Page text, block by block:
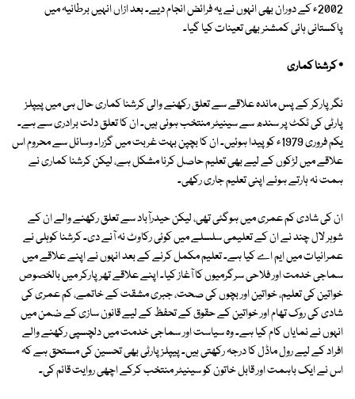
2002ء کے دوران بھی انہوں نے یہ فرائض انجام دیے۔ بعد ازاں انہیں برطانیہ میں
پاکستانی ہائی کمشنر بھی تعینات کیا گیا۔
٭ کرشنا کماری
نگرپارکر کے پس ماندہ علاقے سے تعلق رکھنے والی کرشنا کماری حال ہی میں پیپلز
پارٹی کی ٹکٹ پر سندھ سے سینیٹر منتخب ہوئی ہیں۔ ان کا تعلق دلت برادری سے ہے۔
یکم فروری 1979ء کو پیدا ہوئیں۔ ان کا بچپن بہت غربت میں گزرا۔ وسائل سے محروم اس
علاقے میں لڑکوں کے لیے بھی تعلیم حاصل کرنا مشکل ہے، لیکن کرشنا کماری نے
ہمت نہ ہارتے ہوئے اپنی تعلیم جاری رکھی۔
ان کی شادی کم عمری میں ہوگئی تھی، لیکن حیدرآباد سے تعلق رکھنے والے ان کے
شوہر لال چند نے ان کے تعلیمی سلسلے میں کوئی رکاوٹ نہ آنے دی۔ کرشنا کوہلی نے
عمرانیات میں ایم اے کیا ہے۔ تعلیم مکمل کرنے کے بعد انہوں نے اپنے علاقے میں
سماجی خدمت اور فلاحی سرگرمیوں کا آغاز کیا۔ اپنے علاقے تھرپارکر میں بالخصوص
خواتین کی تعلیم، خواتین اور بچوں کی صحت، جبری مشقت کے خاتمے، کم عمری کی
شادی کی روک تھام اور خواتین کے حقوق کے تحفظ کے لیے قانون سازی کے ضمن میں
انہوں نے نمایاں کام کیا ہے۔ وہ سیاست اور سماجی خدمت میں دلچسپی رکھنے والے
افراد کے لیے رول ماڈل کا درجہ رکھتی ہیں۔ پیپلزپارٹی بھی تحسین کی مستحق ہے کہ
اس نے ایک باہمت اور قابل خاتون کو سینیٹر منتخب کرکے اچھی روایت قائم کی۔